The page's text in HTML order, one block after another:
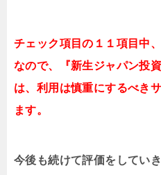
チェック項目の１１項目中
なので、『新生ジャパン投資
は、利用は慎重にするべき
ます。
今後も続けて評価をしていき